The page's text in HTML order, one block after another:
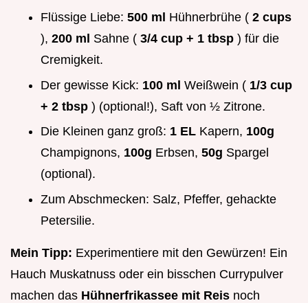
Flüssige Liebe: 500 ml Hühnerbrühe ( 2 cups
), 200 ml Sahne ( 3/4 cup + 1 tbsp ) für die
Cremigkeit.
Der gewisse Kick: 100 ml Weißwein ( 1/3 cup
+ 2 tbsp ) (optional!), Saft von ½ Zitrone.
Die Kleinen ganz groß: 1 EL Kapern, 100g
Champignons, 100g Erbsen, 50g Spargel
(optional).
Zum Abschmecken: Salz, Pfeffer, gehackte
Petersilie.
Mein Tipp: Experimentiere mit den Gewürzen! Ein
Hauch Muskatnuss oder ein bisschen Currypulver
machen das Hühnerfrikassee mit Reis noch